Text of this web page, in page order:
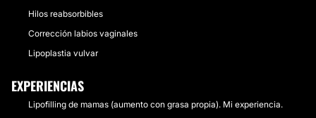
Hilos reabsorbibles
Corrección labios vaginales
Lipoplastia vulvar
EXPERIENCIAS
Lipofilling de mamas (aumento con grasa propia). Mi experiencia.